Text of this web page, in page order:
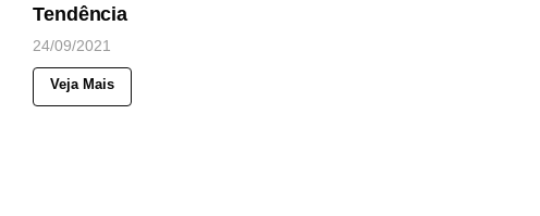
Tendência
24/09/2021
Veja Mais